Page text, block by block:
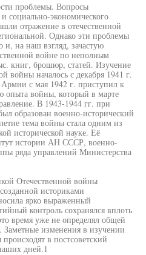
проблемы. Вопросы
экономического
отражение в отечественной
Однако эти проблемы
и, на наш взгляд, зачастую
войне по неполным
книг, брошюр, статей. Изучение
войны началось с декабря 1941 г.
с мая 1942 г. приступил к
опыта войны, который в марте
В 1943-1944 гг. при
образован военно-исторический
тема войны стала одним из
исторической науке. Её
истории АН СССР, военно-
ряда управлений Министерства
Отечественной войны
историками
ярко выраженный
контроль сохранялся вплоть
время уже не определял общей
Заметные изменения в изучении
в постсоветский
дней.1